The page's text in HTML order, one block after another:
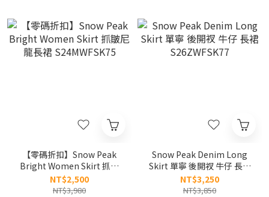
【零碼折扣】Snow Peak
Bright Women Skirt 抓皺
尼龍長裙 S24MWFSK75
NT$2,500
NT$3,980
Snow Peak Denim Long
Skirt 單寧 後開衩 牛仔 長裙
S26ZWFSK77
NT$3,250
NT$3,850